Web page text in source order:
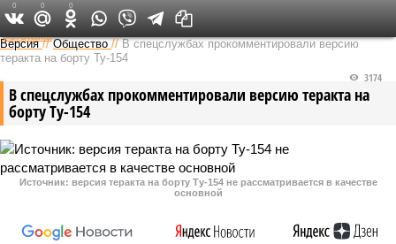
Федеральный выпуск
Версия //Общество //В спецслужбах прокомментировали версию
теракта на борту Ту-154
В спецслужбах прокомментировали версию теракта на
борту Ту-154
3174
Источник: версия теракта на борту Ту-154 не рассматривается в качестве
основной
0 0 0